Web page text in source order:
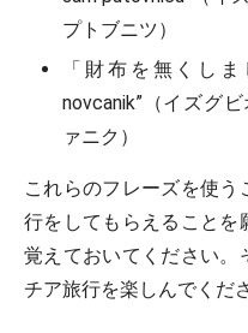
プトブニツ）
「財布を無くしま
novcanik”（イズ
ァニク）
これらのフレーズを使
行をしてもらえることを
覚えておいてください。
チア旅行を楽しんでくだ